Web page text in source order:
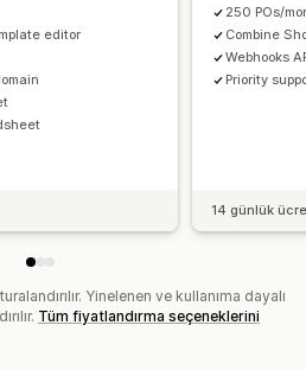
editor
250 POs/
Combine
Webhooks
Priority
14 günlük
Yinelenen ve kullanıma dayalı
Tüm fiyatlandırma seçeneklerini